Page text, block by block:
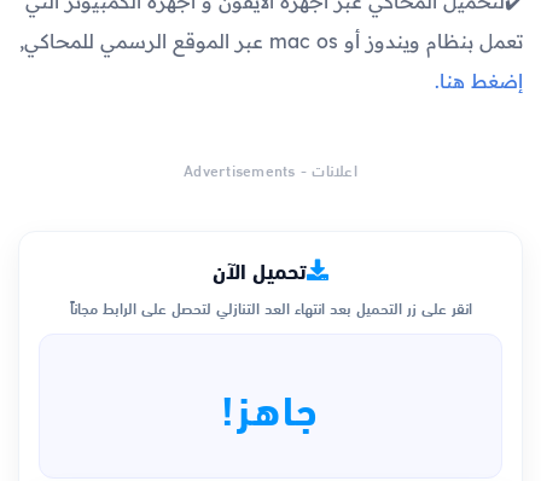
تعمل بنظام ويندوز أو mac os عبر الموقع الرسمي للمحاكي,
إضغط هنا.
اعلانات - Advertisements
تحميل الآن
انقر على زر التحميل بعد انتهاء العد التنازلي لتحصل على الرابط مجاناً
جاهز!